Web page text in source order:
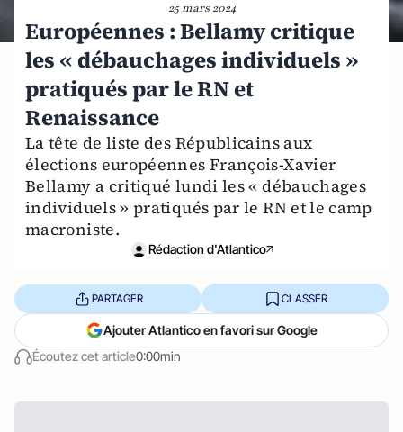
25 mars 2024
Européennes : Bellamy critique
les « débauchages individuels »
pratiqués par le RN et
Renaissance
La tête de liste des Républicains aux
élections européennes François-Xavier
Bellamy a critiqué lundi les « débauchages
individuels » pratiqués par le RN et le camp
macroniste.
Rédaction d'Atlantico
Écoutez cet article0:00min
PARTAGER CLASSER
Ajouter Atlantico en favori sur Google